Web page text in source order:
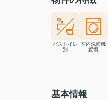
バストイレ
別
室内洗濯機
置場
基本情報